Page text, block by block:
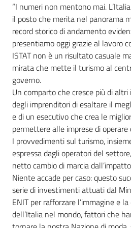
“I numeri non mentono mai.
il posto che merita nel panorama
record storico di andamento
presentiamo oggi grazie al lavoro
ISTAT non è un risultato casuale
mirata che mette il turismo al
governo.
Un comparto che cresce più di
degli imprenditori di esaltare il
e di un esecutivo che crea le
permettere alle imprese di
I provvedimenti sul turismo,
espressa dagli operatori del
netto cambio di marcia
Niente accade per caso: questo
serie di investimenti attuati dal
ENIT per rafforzare l’immagine e
dell’Italia nel mondo, fattori che